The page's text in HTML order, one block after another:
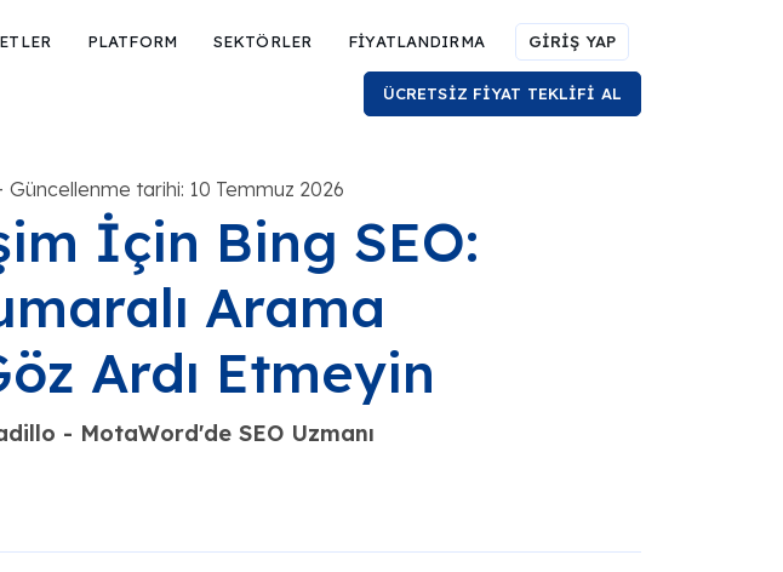
PLATFORM SEKTÖRLER FİYATLANDIRMA GİRİŞ YAP
ÜCRETSİZ FİYAT TEKLİFİ AL
Güncellenme tarihi: 10 Temmuz 2026
İçin Bing SEO:
Arama
Ardı Etmeyin
- MotaWord'de SEO Uzmanı